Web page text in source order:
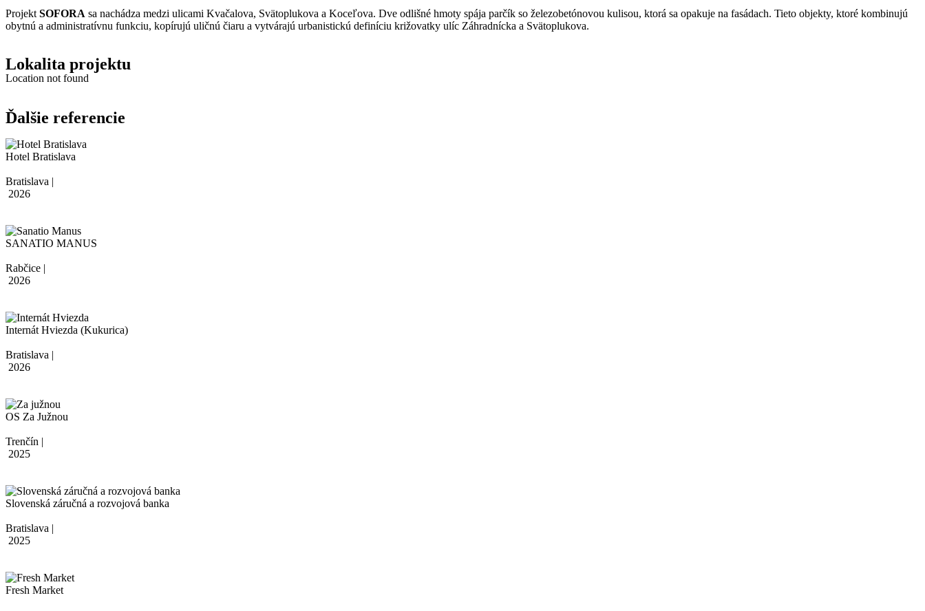
Projekt SOFORA sa nachádza medzi ulicami Kvačalova, Svätoplukova a Koceľova. Dve odlišné hmoty spája parčík so železobetónovou kulisou, ktorá sa opakuje na fasádach. Tieto objekty, ktoré kombinujú
obytnú a administratívnu funkciu, kopírujú uličnú čiaru a vytvárajú urbanistickú definíciu križovatky ulíc Záhradnícka a Svätoplukova.
Lokalita projektu
Location not found
Ďalšie referencie
Hotel Bratislava
Bratislava |
2026
SANATIO MANUS
Rabčice |
2026
Internát Hviezda (Kukurica)
Bratislava |
2026
OS Za Južnou
Trenčín |
2025
Slovenská záručná a rozvojová banka
Bratislava |
2025
Fresh Market